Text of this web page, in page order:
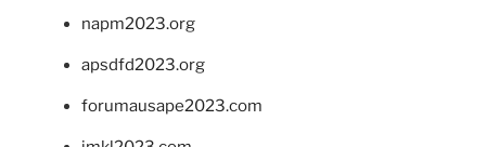
napm2023.org
apsdfd2023.org
forumausape2023.com